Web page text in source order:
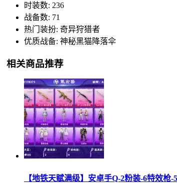
时装数: 236
战备数: 71
热门装扮: 奇异狩猎者
优质战备: 神秘黑猫降落伞
相关商品推荐
【地铁天赋满级】安卓手Q-2粉装-6特效